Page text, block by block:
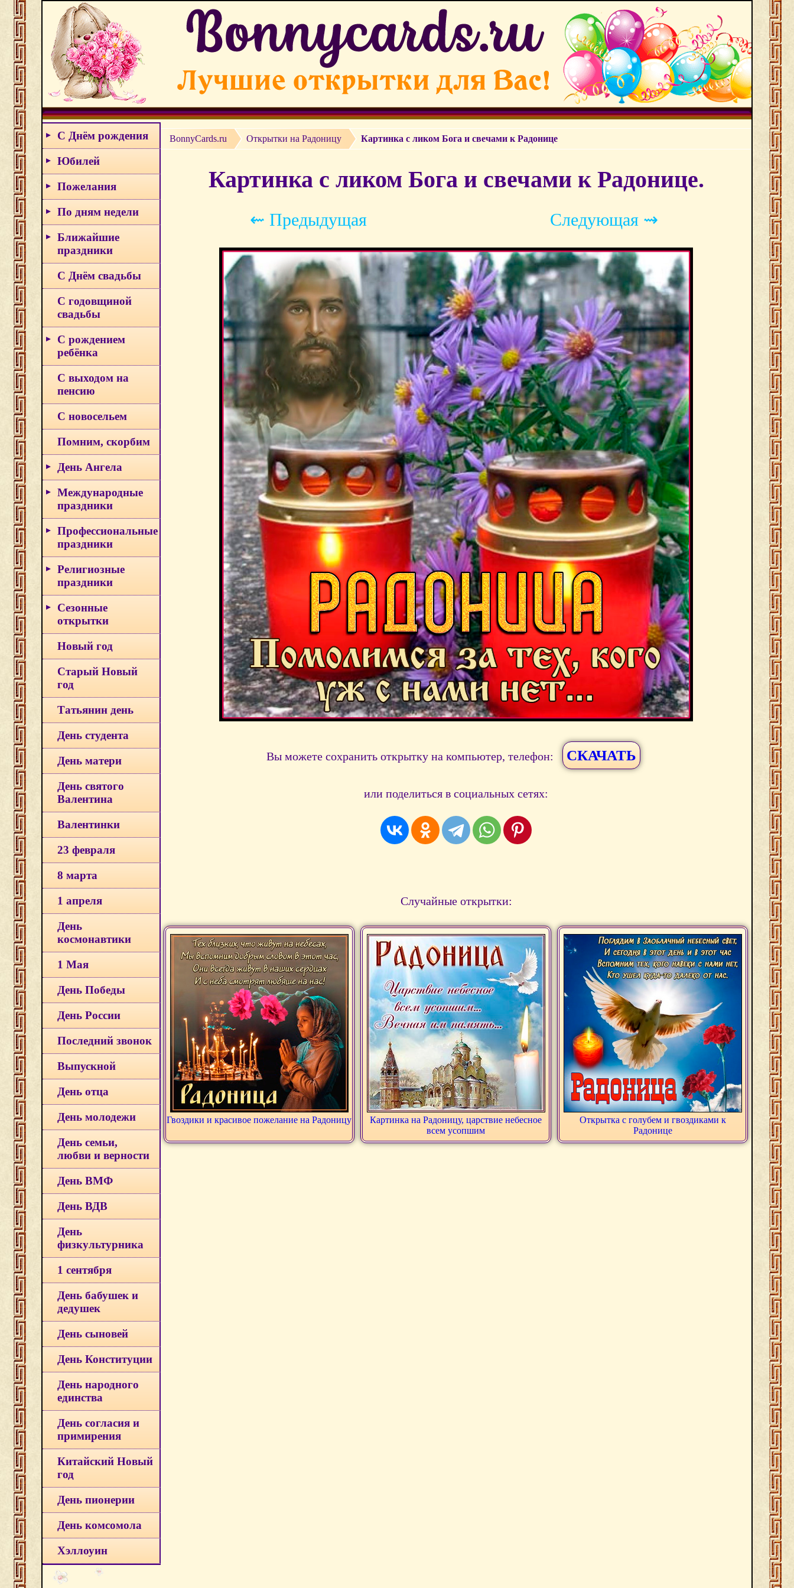
С Днём рождения
Юбилей
Пожелания
По дням недели
Ближайшие
праздники
С Днём свадьбы
С годовщиной
свадьбы
С рождением
ребёнка
С выходом на
пенсию
С новосельем
Помним, скорбим
День Ангела
Международные
праздники
Профессиональные
праздники
Религиозные
праздники
Сезонные
открытки
Новый год
Старый Новый
год
Татьянин день
День студента
День матери
День святого
Валентина
Валентинки
23 февраля
8 марта
1 апреля
День
космонавтики
1 Мая
День Победы
День России
Последний звонок
Выпускной
День отца
День молодежи
День семьи,
любви и верности
День ВМФ
День ВДВ
День
физкультурника
1 сентября
День бабушек и
дедушек
День сыновей
День Конституции
День народного
единства
День согласия и
примирения
Китайский Новый
год
День пионерии
День комсомола
Хэллоуин
BonnyCards.ru Открытки на Радоницу Картинка с ликом Бога и свечами к Радонице
Картинка с ликом Бога и свечами к Радонице.
⇜ Предыдущая Следующая ⇝
Вы можете сохранить открытку на компьютер, телефон: СКАЧАТЬ
или поделиться в социальных сетях:
Случайные открытки:
Гвоздики и красивое пожелание на Радоницу
Картинка на Радоницу, царствие небесное
всем усопшим
Открытка с голубем и гвоздиками к
Радонице